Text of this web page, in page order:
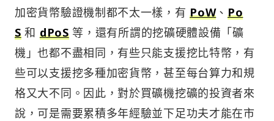
加密貨幣驗證機制都不太一樣，有PoW、Po
S和 dPoS等，還有所謂的挖礦硬體設備「礦
機」也都不盡相同，有些只能支援挖比特幣，有
些可以支援挖多種加密貨幣，甚至每台算力和規
格又大不同。因此，對於買礦機挖礦的投資者來
說，可是需要累積多年經驗並下足功夫才能在市